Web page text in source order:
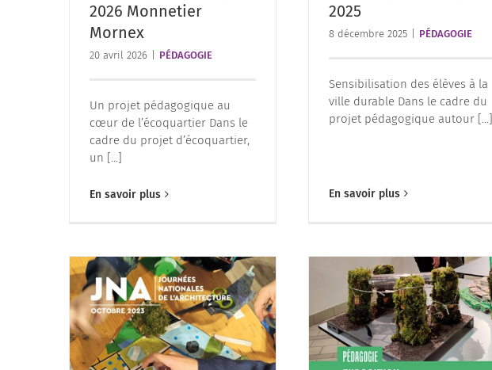
2026 Monnetier
Mornex
20 avril 2026 PÉDAGOGIE
Un projet pédagogique au
cœur de l’écoquartier Dans le
cadre du projet d’écoquartier,
un [...]
En savoir plus
2025
8 décembre 2025 PÉDAGOGIE
Sensibilisation des élèves à la
ville durable Dans le cadre du
projet pédagogique autour [...]
En savoir plus